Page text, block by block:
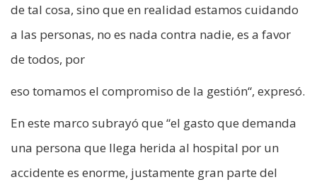
de tal cosa, sino que en realidad estamos cuidando
a las personas, no es nada contra nadie, es a favor
de todos, por
eso tomamos el compromiso de la gestión“, expresó.
En este marco subrayó que “el gasto que demanda
una persona que llega herida al hospital por un
accidente es enorme, justamente gran parte del